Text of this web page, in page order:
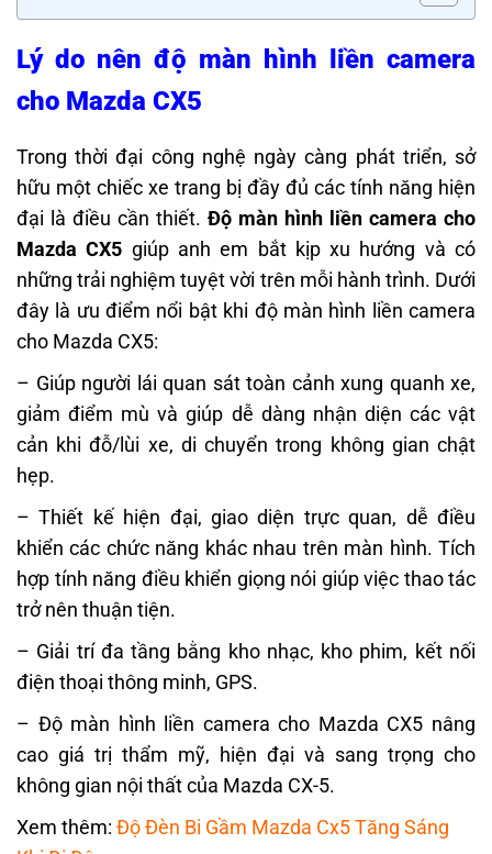
Lý do nên độ màn hình liền camera
cho Mazda CX5
Trong thời đại công nghệ ngày càng phát triển, sở
hữu một chiếc xe trang bị đầy đủ các tính năng hiện
đại là điều cần thiết. Độ màn hình liền camera cho
Mazda CX5 giúp anh em bắt kịp xu hướng và có
những trải nghiệm tuyệt vời trên mỗi hành trình. Dưới
đây là ưu điểm nổi bật khi độ màn hình liền camera
cho Mazda CX5:
– Giúp người lái quan sát toàn cảnh xung quanh xe,
giảm điểm mù và giúp dễ dàng nhận diện các vật
cản khi đỗ/lùi xe, di chuyển trong không gian chật
hẹp.
– Thiết kế hiện đại, giao diện trực quan, dễ điều
khiển các chức năng khác nhau trên màn hình. Tích
hợp tính năng điều khiển giọng nói giúp việc thao tác
trở nên thuận tiện.
– Giải trí đa tầng bằng kho nhạc, kho phim, kết nối
điện thoại thông minh, GPS.
– Độ màn hình liền camera cho Mazda CX5 nâng
cao giá trị thẩm mỹ, hiện đại và sang trọng cho
không gian nội thất của Mazda CX-5.
Xem thêm: Độ Đèn Bi Gầm Mazda Cx5 Tăng Sáng